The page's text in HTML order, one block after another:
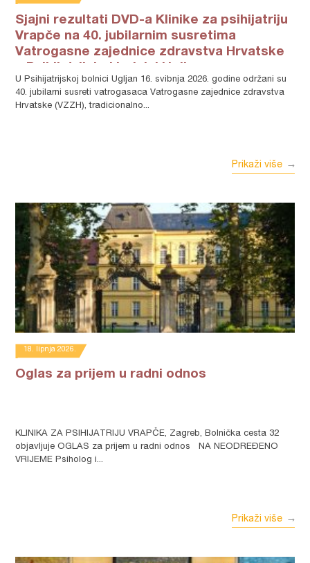
Sjajni rezultati DVD-a Klinike za psihijatriju
Vrapče na 40. jubilarnim susretima
Vatrogasne zajednice zdravstva Hrvatske
U Psihijatrijskoj bolnici Ugljan 16. svibnja 2026. godine održani su
40. jubilarni susreti vatrogasaca Vatrogasne zajednice zdravstva
Hrvatske (VZZH), tradicionalno...
Prikaži više
18. lipnja 2026.
Oglas za prijem u radni odnos
KLINIKA ZA PSIHIJATRIJU VRAPČE, Zagreb, Bolnička cesta 32
objavljuje OGLAS za prijem u radni odnos NA NEODREĐENO
VRIJEME Psiholog i...
Prikaži više